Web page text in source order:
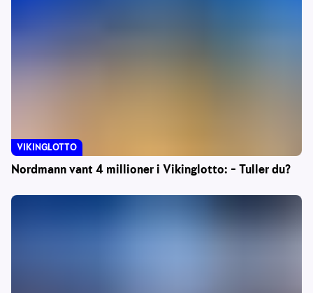
Nordmann vant 4 millioner i Vikinglotto: – Tuller du?
VIKINGLOTTO